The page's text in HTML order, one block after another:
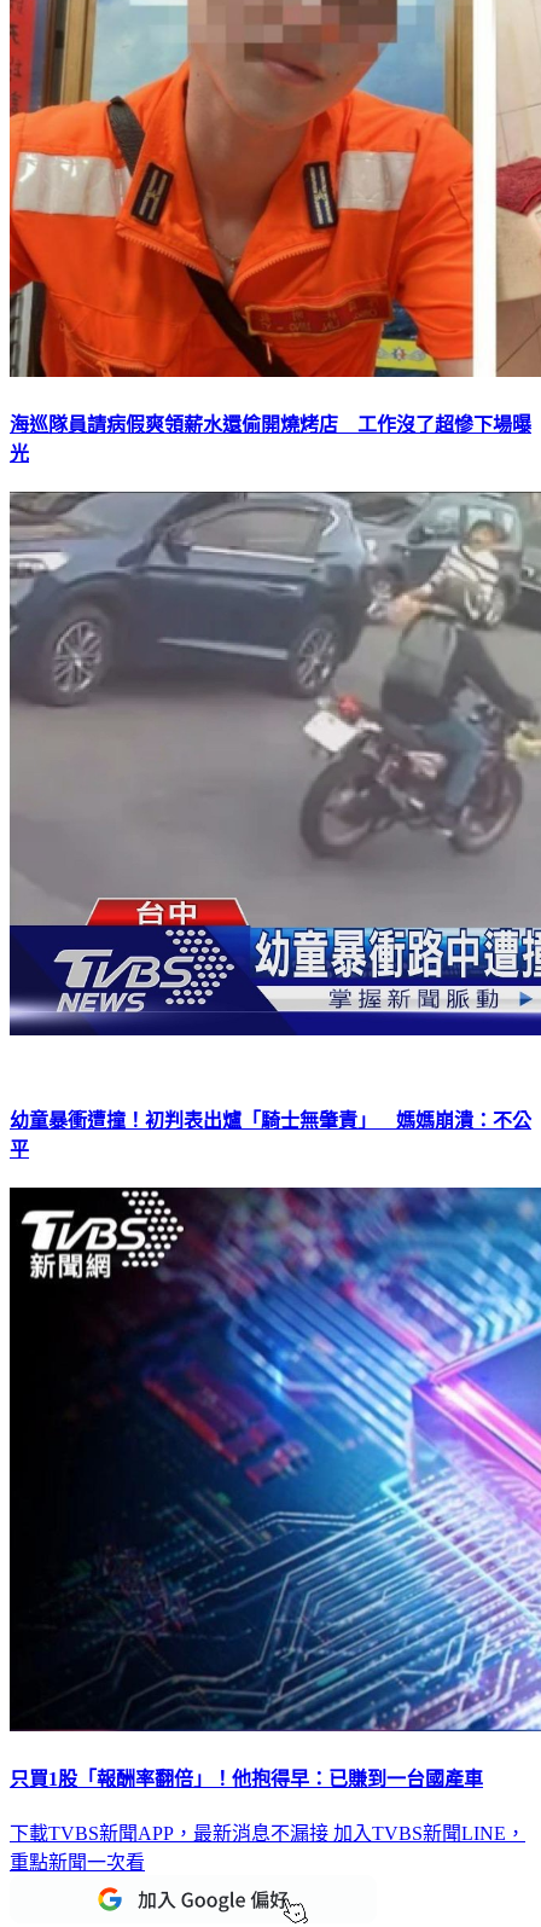
海巡隊員請病假爽領薪水還偷開燒烤店 工作沒了超慘下場曝
光
幼童暴衝遭撞！初判表出爐「騎士無肇責」 媽媽崩潰：不公
平
只買1股「報酬率翻倍」！他抱得早：已賺到一台國產車
下載TVBS新聞APP，最新消息不漏接 加入TVBS新聞LINE，
重點新聞一次看